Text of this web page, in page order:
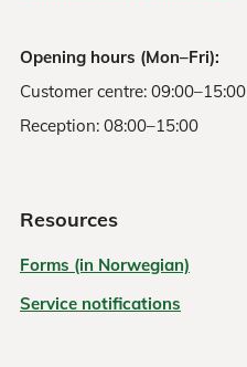
Opening hours (Mon–Fri):
Customer centre: 09:00–15:00
Reception: 08:00–15:00
Resources
Forms (in Norwegian)
Service notifications